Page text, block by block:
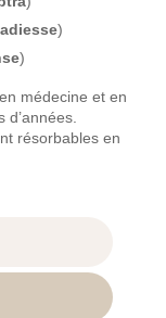
)
)
médecine et en
résorbables en